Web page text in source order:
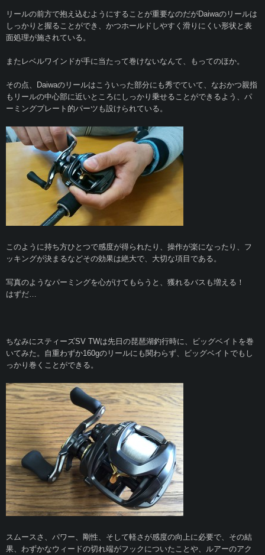
リールの前方で抱え込むようにすることが重要なのだがDaiwaのリールは
しっかりと握ることができ、かつホールドしやすく滑りにくい形状と表
面処理が施されている。
またレベルワインドが手に当たって巻けないなんて、もってのほか。
その点、Daiwaのリールはこういった部分にも秀でていて、なおかつ親指
もリールの中心部に近いところにしっかり乗せることができるよう、パ
ーミングプレート的パーツも設けられている。
このように持ち方ひとつで感度が得られたり、操作が楽になったり、フ
ッキングが決まるなどその効果は絶大で、大切な項目である。
写真のようなパーミングを心がけてもらうと、獲れるバスも増える！
はずだ…
ちなみにスティーズSV TWは先日の琵琶湖釣行時に、ビッグベイトを巻
いてみた。自重わずか160gのリールにも関わらず、ビッグベイトでもし
っかり巻くことができる。
スムースさ、パワー、剛性、そして軽さが感度の向上に必要で、その結
果、わずかなウィードの切れ端がフックについたことや、ルアーのアク